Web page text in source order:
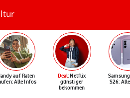
auf Raten
Alle Infos
Deal: Netflix
günstiger
bekommen
S26: